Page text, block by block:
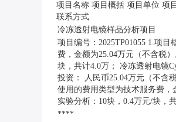
项目名称 项目概括 项目单位 项
联系方式
冷冻透射电镜样品分析项目
项目编号：2025TP01055 1.项
费，金额为25.04万元（不含税
块，共计4.0万； 冷冻透射电镜
投资： 人民币25.04万元（不含
使用的费用类型为技术服务费，
实验分析：10块，0.4万元/块，
****